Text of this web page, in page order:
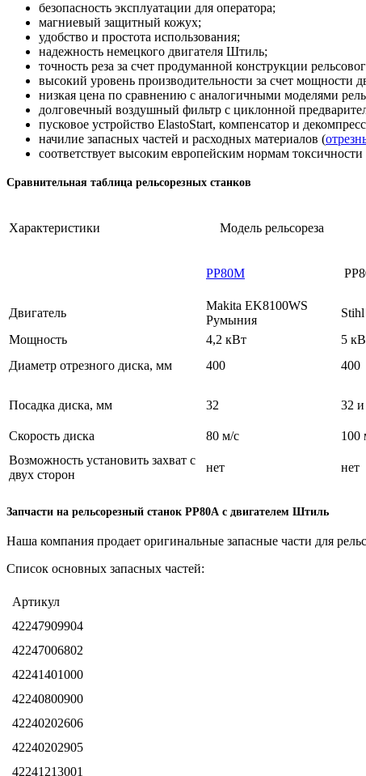
безопасность эксплуатации для оператора;
магниевый защитный кожух;
удобство и простота использования;
надежность немецкого двигателя Штиль;
точность реза за счет продуманной конструкции
высокий уровень производительности за счет мощности
низкая цена по сравнению с аналогичными моделями
долговечный воздушный фильтр с циклонной
пусковое устройство ElastoStart, компенсатор и
начилие запасных частей и расходных материалов (
соответствует высоким европейским нормам
Сравнительная таблица рельсорезных станков
Характеристики Модель рельсореза
РР80М
Двигатель
Makita EK8100WS
Румыния
Мощность
4,2 кВт 5
Диаметр отрезного диска, мм
400 400
Посадка диска, мм 32 32
Скорость диска 80 м/с 100
Возможность установить захват с
двух сторон
нет нет
Запчасти на рельсорезный станок РР80А с двигателем Штиль
Наша компания продает оригинальные запасные части для
Список основных запасных частей:
Артикул
42247909904
42247006802
42241401000
42240800900
42240202606
42240202905
42241213001